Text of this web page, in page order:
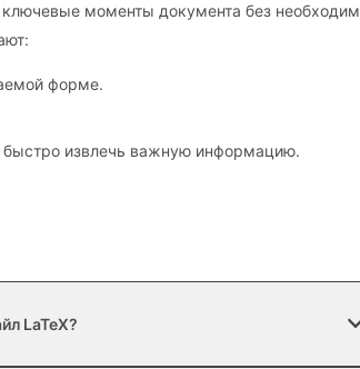
моменты документа без
форме.
быстро извлечь важную информацию.
LaTeX?